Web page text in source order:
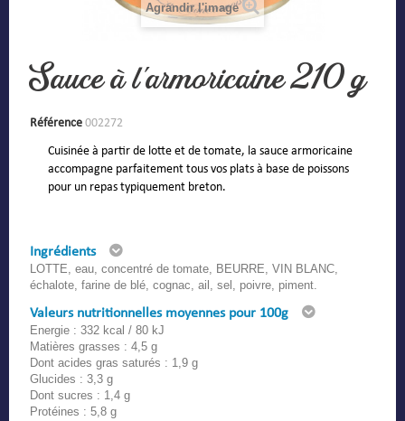
Agrandir l'image
Sauce à l'armoricaine 210 g
Référence 002272
Cuisinée à partir de lotte et de tomate, la sauce armoricaine
accompagne parfaitement tous vos plats à base de poissons
pour un repas typiquement breton.
Ingrédients
LOTTE, eau, concentré de tomate, BEURRE, VIN BLANC,
échalote, farine de blé, cognac, ail, sel, poivre, piment.
Valeurs nutritionnelles moyennes pour 100g
Energie : 332 kcal / 80 kJ
Matières grasses : 4,5 g
Dont acides gras saturés : 1,9 g
Glucides : 3,3 g
Dont sucres : 1,4 g
Protéines : 5,8 g